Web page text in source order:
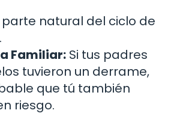
parte natural del ciclo de
Familiar: Si tus padres
tuvieron un derrame,
que tú también
riesgo.